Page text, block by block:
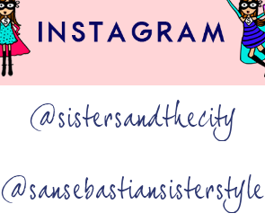
@sistersandthecity
@sansebastiansisterstyle